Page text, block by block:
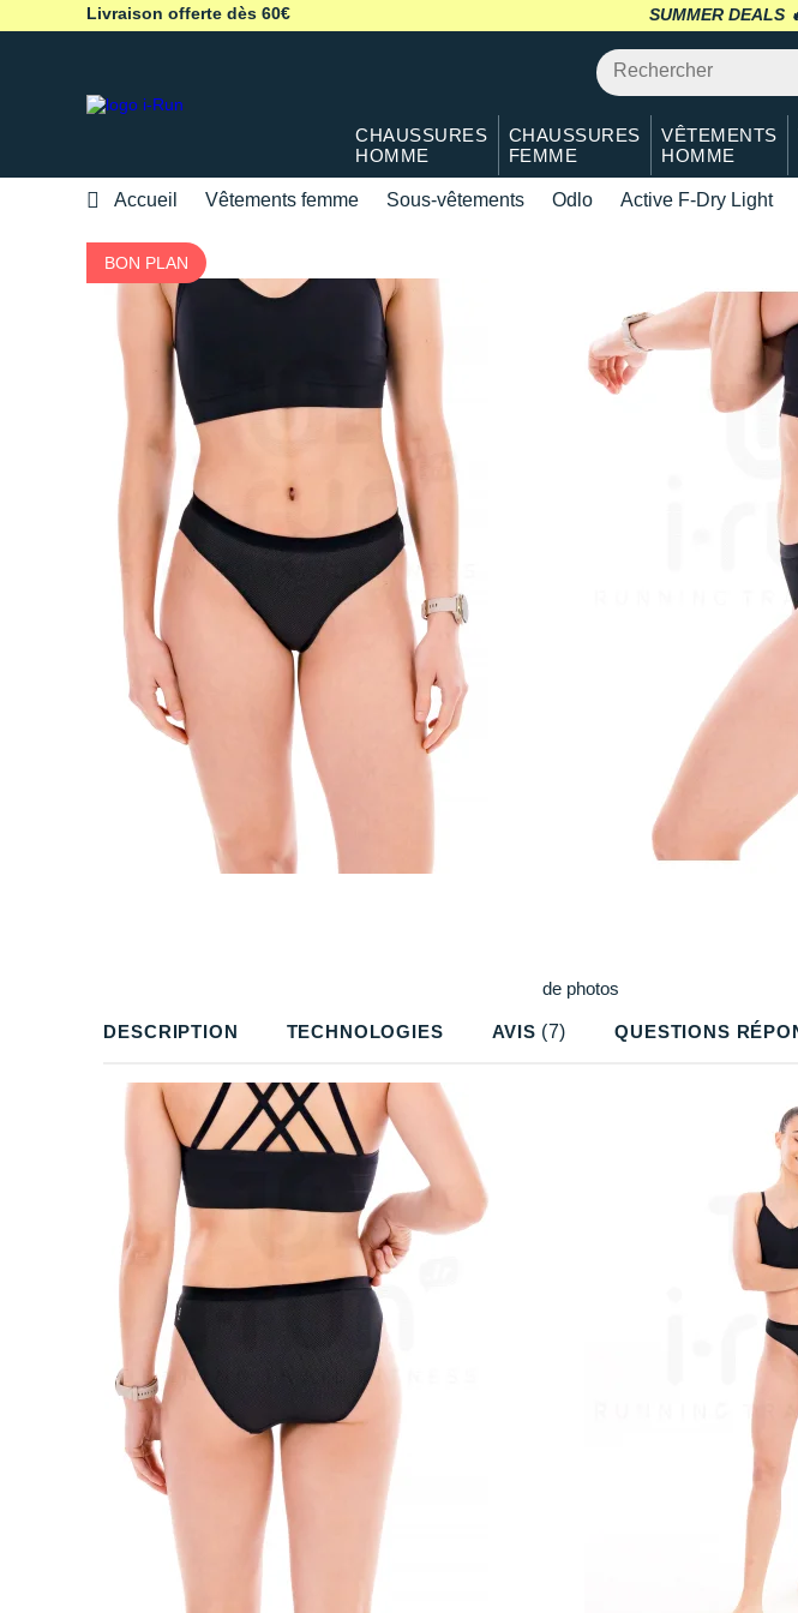
Livraison offerte dès 60€ SUMMER DEALS
CHAUSSURES
HOMME
CHAUSSURES
FEMME
VÊTEMENTS
HOMME
Accueil Vêtements femme Sous-vêtements Odlo Active F-Dry Light
BON PLAN
Plus
de photos
DESCRIPTION TECHNOLOGIES AVIS (7) QUESTIONS
S